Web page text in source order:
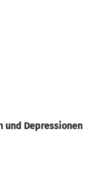
und Depressionen